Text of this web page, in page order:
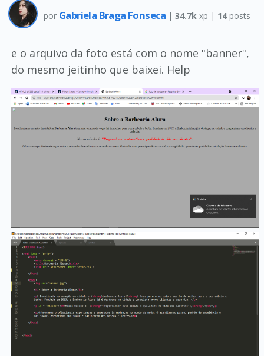
por Gabriela Braga Fonseca |34.7k xp | 14posts
e o arquivo da foto está com o nome "banner",
do mesmo jeitinho que baixei. Help